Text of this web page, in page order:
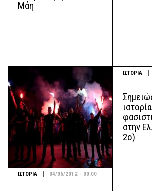
Μάη
ΙΣΤΟΡΙΑ | 04/06/2012 - 00:00
ΙΣΤΟΡΙΑ
στην
2ο)